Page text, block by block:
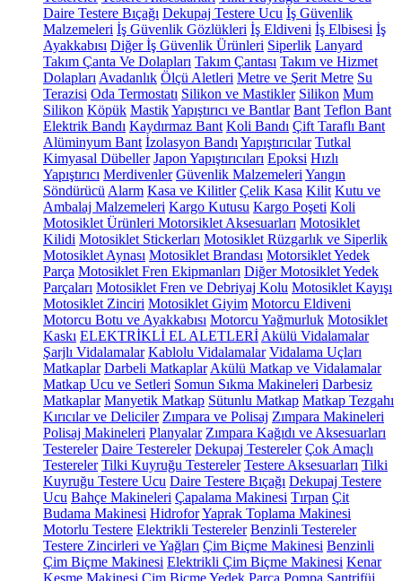
Daire Testere Bıçağı Dekupaj Testere Ucu İş Güvenlik
Malzemeleri İş Güvenlik Gözlükleri İş Eldiveni İş Elbisesi İş
Ayakkabısı Diğer İş Güvenlik Ürünleri Siperlik Lanyard
Takım Çanta Ve Dolapları Takım Çantası Takım ve Hizmet
Dolapları Avadanlık Ölçü Aletleri Metre ve Şerit Metre Su
Terazisi Oda Termostatı Silikon ve Mastikler Silikon Mum
Silikon Köpük MastikYapıştırıcı ve Bantlar Bant Teflon Bant
Elektrik Bandı Kaydırmaz Bant Koli Bandı Çift Taraflı Bant
Alüminyum Bant İzolasyon Bandı Yapıştırıcılar Tutkal
Kimyasal Dübeller Japon Yapıştırıcıları Epoksi Hızlı
Yapıştırıcı Merdivenler Güvenlik Malzemeleri Yangın
Söndürücü Alarm Kasa ve Kilitler Çelik Kasa Kilit Kutu ve
Ambalaj Malzemeleri Kargo Kutusu Kargo Poşeti Koli
Motosiklet Ürünleri Motorsiklet Aksesuarları Motosiklet
Kilidi Motosiklet Stickerları Motosiklet Rüzgarlık ve Siperlik
Motosiklet Aynası Motosiklet Brandası Motorsiklet Yedek
Parça Motosiklet Fren Ekipmanları Diğer Motosiklet Yedek
Parçaları Motosiklet Fren ve Debriyaj Kolu Motosiklet Kayışı
Motosiklet Zinciri Motosiklet Giyim Motorcu Eldiveni
Motorcu Botu ve Ayakkabısı Motorcu Yağmurluk Motosiklet
Kaskı ELEKTRİKLİ EL ALETLERİ Akülü Vidalamalar
Şarjlı Vidalamalar Kablolu Vidalamalar Vidalama Uçları
Matkaplar Darbeli Matkaplar Akülü Matkap ve Vidalamalar
Matkap Ucu ve Setleri Somun Sıkma Makineleri Darbesiz
Matkaplar Manyetik Matkap Sütunlu Matkap Matkap Tezgahı
Kırıcılar ve Deliciler Zımpara ve Polisaj Zımpara Makineleri
Polisaj Makineleri Planyalar Zımpara Kağıdı ve Aksesuarları
Testereler Daire Testereler Dekupaj Testereler Çok Amaçlı
Testereler Tilki Kuyruğu Testereler Testere Aksesuarları Tilki
Kuyruğu Testere Ucu Daire Testere Bıçağı Dekupaj Testere
Ucu Bahçe Makineleri Çapalama Makinesi Tırpan Çit
Budama Makinesi HidroforYaprak Toplama Makinesi
Motorlu Testere Elektrikli Testereler Benzinli Testereler
Testere Zincirleri ve Yağları Çim Biçme Makinesi Benzinli
Çim Biçme Makinesi Elektrikli Çim Biçme Makinesi Kenar
Kesme Makinesi Çim Biçme Yedek Parça Pompa Santrifüj